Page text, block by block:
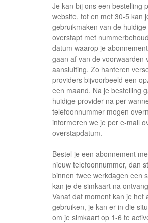
Je kan bij ons een bestelling
website, tot en met 30-5 kan
gebruikmaken van de
overstapt met
datum waarop je
gaan af van de voorwaarden
aansluiting. Zo hanteren
providers bijvoorbeeld een
een maand. Na je bestelling
huidige provider na per
telefoonnummer mogen
informeren we je per e-mail
overstapdatum.
Bestel je een abonnement
nieuw telefoonnummer, dan
binnen twee werkdagen een
kan je de simkaart na
Vanaf dat moment kan je het
gebruiken, je kan er in die
om je simkaart op 1-6 te